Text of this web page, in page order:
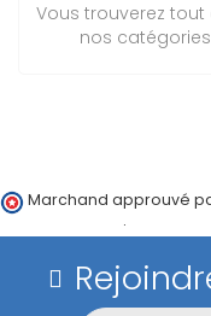
Vous trouverez tout
nos catégories
Marchand approuvé
.